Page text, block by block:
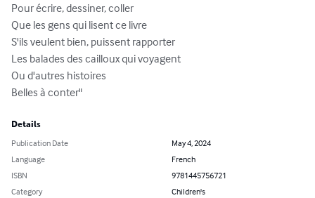
Pour écrire, dessiner, coller
Que les gens qui lisent ce livre
S'ils veulent bien, puissent rapporter
Les balades des cailloux qui voyagent
Ou d'autres histoires
Belles à conter"
Details
Publication Date
May 4, 2024
Language
French
ISBN
9781445756721
Category
Children's